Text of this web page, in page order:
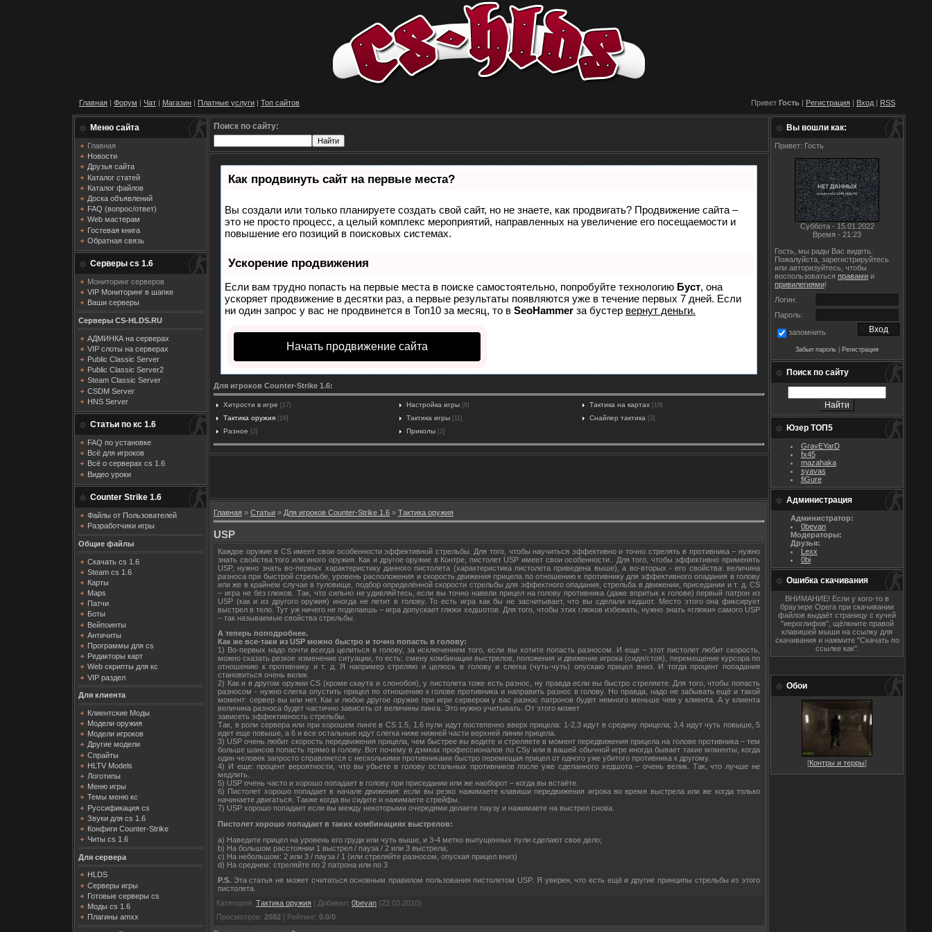
Главная | Форум | Чат | Магазин | Платные услуги | Топ сайтов Привет Гость | Регистрация | Вход | RSS
Меню сайта
Главная
Новости
Друзья сайта
Каталог статей
Каталог файлов
Доска объявлений
FAQ (вопрос/ответ)
Web мастерам
Гостевая книга
Обратная связь
Серверы cs 1.6
Мониторинг серверов
VIP Мониторинг в шапке
Ваши серверы
Серверы CS-HLDS.RU
АДМИНКА на серверах
VIP слоты на серверах
Public Classic Server
Public Classic Server2
Steam Classic Server
CSDM Server
HNS Server
Статьи по кс 1.6
FAQ по установке
Всё для игроков
Всё о серверах cs 1.6
Видео уроки
Counter Strike 1.6
Файлы от Пользователей
Разработчики игры
Общие файлы
Скачать cs 1.6
Steam cs 1.6
Карты
Maps
Патчи
Боты
Вейпоинты
Античиты
Программы для cs
Редакторы карт
Web скрипты для кс
VIP раздел
Для клиента
Клиентские Моды
Модели оружия
Модели игроков
Другие модели
Спрайты
HLTV Models
Логотипы
Меню игры
Темы меню кс
Руссификация cs
Звуки для cs 1.6
Конфиги Counter-Strike
Читы cs 1.6
Для сервера
HLDS
Серверы игры
Готовые серверы cs
Моды cs 1.6
Плагины amxx
Поиск по сайту:
Как продвинуть сайт на первые места?
Вы создали или только планируете создать свой сайт, но не знаете, как продвигать? Продвижение сайта –
это не просто процесс, а целый комплекс мероприятий, направленных на увеличение его посещаемости и
повышение его позиций в поисковых системах.
Ускорение продвижения
Если вам трудно попасть на первые места в поиске самостоятельно, попробуйте технологию Буст, она
ускоряет продвижение в десятки раз, а первые результаты появляются уже в течение первых 7 дней. Если
ни один запрос у вас не продвинется в Топ10 за месяц, то в SeoHammer за бустер вернут деньги.
Начать продвижение сайта
Для игроков Counter-Strike 1.6:
Хитрости в игре [17] Настройка игры [8] Тактика на картах [18]
Тактика оружия [16] Тактика игры [11] Снайпер тактика [3]
Разное [2] Приколы [2]
Главная » Статьи » Для игроков Counter-Strike 1.6 » Тактика оружия
USP
Каждое оружие в CS имеет свои особенности эффективной стрельбы. Для того, чтобы научиться эффективно и точно стрелять в противника – нужно
знать свойства того или иного оружия. Как и другое оружие в Контре, пистолет USP имеет свои особенности.. Для того, чтобы эффективно применять
USP, нужно знать во-первых характеристику данного пистолета (характеристика пистолета приведена выше), а во-вторых - его свойства: величина
разноса при быстрой стрельбе, уровень расположения и скорость движения прицела по отношению к противнику для эффективного опадания в голову
или же в крайнем случае в туловище, подбор определённой скорости стрельбы для эффектного опадания, стрельба в движении, приседании и т. д. CS
– игра не без глюков. Так, что сильно не удивляйтесь, если вы точно навели прицел на голову противника (даже впритык к голове) первый патрон из
USP (как и из другого оружия) иногда не летит в голову. То есть игра как бы не засчитывает, что вы сделали хедшот. Место этого она фиксирует
выстрел в тело. Тут уж ничего не поделаешь – игра допускает глюки хедшотов. Для того, чтобы этих глюков избежать, нужно знать «глюки» самого USP
– так называемые свойства стрельбы.
А теперь поподробнее.
Как же все-таки из USP можно быстро и точно попасть в голову:
1) Во-первых надо почти всегда целиться в голову, за исключением того, если вы хотите попасть разносом. И еще – этот пистолет любит скорость,
можно сказать резкое изменение ситуации, то есть: смену комбинации выстрелов, положения и движение игрока (сидя/стоя), перемещение курсора по
отношению к противнику и т. д. Я например стреляю и целюсь в голову и слегка (чуть-чуть) опускаю прицел вниз. И тогда процент попадания
становиться очень велик.
2) Как и в другом оружии CS (кроме скаута и слонобоя), у пистолета тоже есть разнос, ну правда если вы быстро стреляете. Для того, чтобы попасть
разносом - нужно слегка опустить прицел по отношению к голове противника и направить разнос в голову. Но правда, надо не забывать ещё и такой
момент: сервер вы или нет. Как и любое другое оружие при игре сервером у вас разнос патронов будет немного меньше чем у клиента. А у клиента
величина разноса будет частично зависеть от величины пинга. Это нужно учитывать. От этого может
зависеть эффективность стрельбы.
Так, в роли сервера или при хорошем пинге в СS 1.5, 1.6 пули идут постепенно вверх прицела: 1-2,3 идут в средину прицела; 3,4 идут чуть повыше, 5
идет еще повыше, а 6 и все остальные идут слегка ниже нижней части верхней линии прицела.
3) USP очень любит скорость передвижения прицела, чем быстрее вы водите и стреляете в момент передвижения прицела на голове противника – тем
больше шансов попасть прямо в голову. Вот почему в дэмках профессионалов по CSу или в вашей обычной игре иногда бывает такие моменты, когда
один человек запросто справляется с несколькими противниками быстро перемещая прицел от одного уже убитого противника к другому.
4) И еще: процент вероятности, что вы убьете в голову остальных противников после уже сделанного хедшота – очень велик. Так, что лучше не
медлить.
5) USP очень часто и хорошо попадает в голову при приседании или же наоборот – когда вы встаёте.
6) Пистолет хорошо попадает в начале движения: если вы резко нажимаете клавиши передвижения игрока во время выстрела или же когда только
начинаете двигаться. Также когда вы сидите и нажимаете стрейфы.
7) USP хорошо попадает если вы между некоторыми очередями делаете паузу и нажимаете на выстрел снова.
Пистолет хорошо попадает в таких комбинациях выстрелов:
a) Наведите прицел на уровень его груди или чуть выше, и 3-4 метко выпущенных пули сделают свое дело;
b) На большом расстоянии 1 выстрел / пауза / 2 или 3 выстрела;
c) На небольшом: 2 или 3 / пауза / 1 (или стреляйте разносом, опуская прицел вниз)
d) На среднем: стреляйте по 2 патрона или по 3
P.S. Эта статья не может считаться основным правилом пользования пистолетом USP. Я уверен, что есть ещё и другие принципы стрельбы из этого
пистолета.
Категория: Тактика оружия | Добавил: 0bevan (22.03.2010)
Просмотров: 2082 | Рейтинг: 0.0/0
Вы вошли как:
Привет: Гость
Суббота - 15.01.2022
Время - 21:23
Гость, мы рады Вас видеть.
Пожалуйста, зарегистрируйтесь
или авторизуйтесь, чтобы
воспользоваться правами и
привилегиями!
Логин:
Пароль:
запомнить
Забыл пароль Регистрация
Поиск по сайту
Юзер ТОП5
GravEYarD
fx45
mazahaka
syavas
fiGure
Администрация
Администратор:
0bevan
Модераторы:
Друзья:
Lexx
0bi
Ошибка скачивания
ВНИМАНИЕ! Если у кого-то в
браузере Opera при скачивании
файлов выдаёт страницу с кучей
"иероглифов", щёлкните правой
клавишей мыши на ссылку для
скачивания и нажмите "Скачать по
ссылке как".
Обои
[Контры и терры]